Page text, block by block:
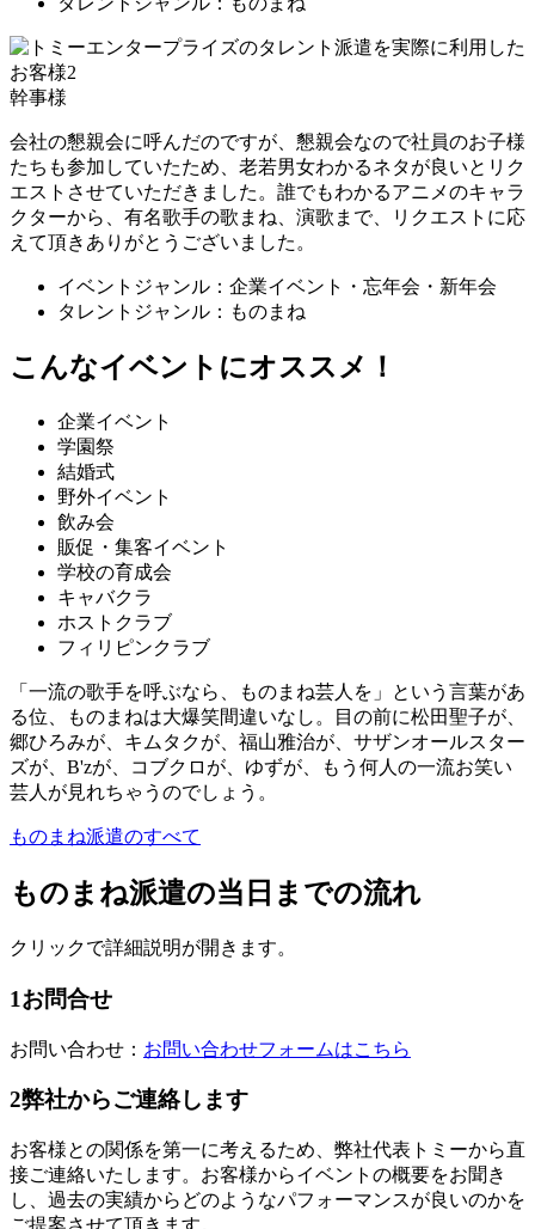
幹事様
会社の懇親会に呼んだのですが、懇親会なので社員のお子様
たちも参加していたため、老若男女わかるネタが良いとリク
エストさせていただきました。誰でもわかるアニメのキャラ
クターから、有名歌手の歌まね、演歌まで、リクエストに応
えて頂きありがとうございました。
イベントジャンル：企業イベント・忘年会・新年会
タレントジャンル：ものまね
こんなイベントにオススメ！
企業イベント
学園祭
結婚式
野外イベント
飲み会
販促・集客イベント
学校の育成会
キャバクラ
ホストクラブ
フィリピンクラブ
「一流の歌手を呼ぶなら、ものまね芸人を」という言葉があ
る位、ものまねは大爆笑間違いなし。目の前に松田聖子が、
郷ひろみが、キムタクが、福山雅治が、サザンオールスター
ズが、B'zが、コブクロが、ゆずが、もう何人の一流お笑い
芸人が見れちゃうのでしょう。
ものまね派遣のすべて
ものまね派遣の当日までの流れ
クリックで詳細説明が開きます。
1お問合せ
お問い合わせ： お問い合わせフォームはこちら
2弊社からご連絡します
お客様との関係を第一に考えるため、弊社代表トミーから直
接ご連絡いたします。お客様からイベントの概要をお聞き
し、過去の実績からどのようなパフォーマンスが良いのかを
ご提案させて頂きます。